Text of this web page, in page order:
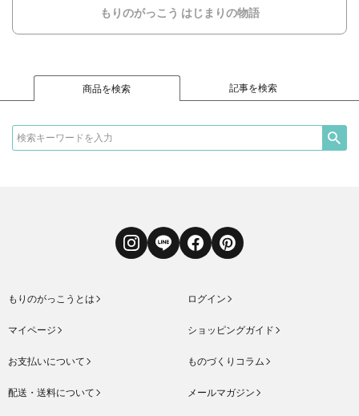
もりのがっこう はじまりの物語
商品を検索 記事を検索
InstagramLINE FacebookPinterest
もりのがっこうとは ログイン
マイページ ショッピングガイド
お支払いについて ものづくりコラム
配送・送料について メールマガジン